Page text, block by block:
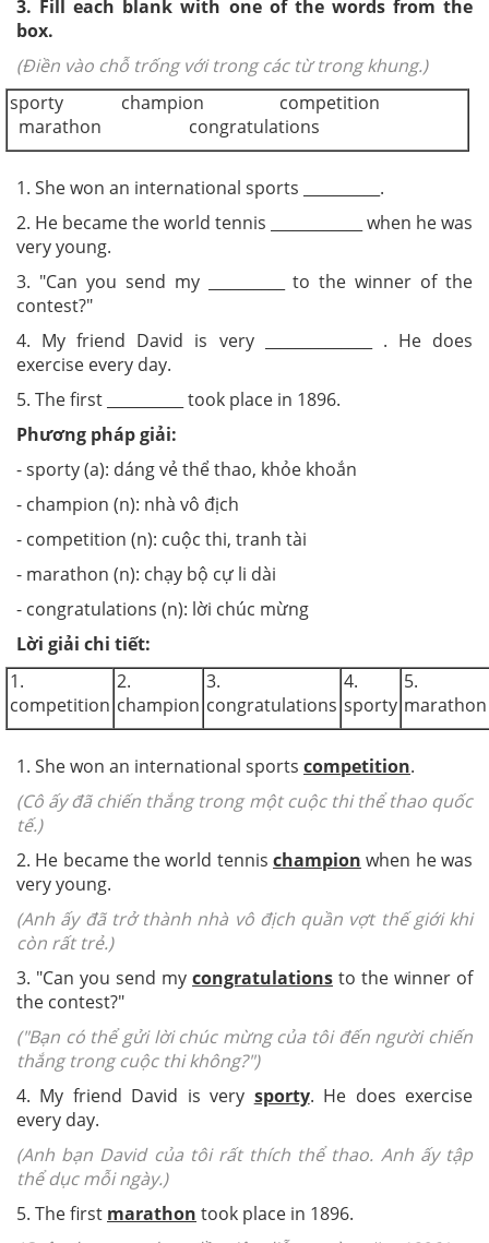
3. Fill each blank with one of the words from the
box.
(Điền vào chỗ trống với trong các từ trong khung.)
sporty champion competition
marathon congratulations
1. She won an international sports __________.
2. He became the world tennis ____________ when he was
very young.
3. "Can you send my __________ to the winner of the
contest?"
4. My friend David is very ______________ . He does
exercise every day.
5. The first __________ took place in 1896.
Phương pháp giải:
- sporty (a): dáng vẻ thể thao, khỏe khoắn
- champion (n): nhà vô địch
- competition (n): cuộc thi, tranh tài
- marathon (n): chạy bộ cự li dài
- congratulations (n): lời chúc mừng
Lời giải chi tiết:
1.
competition
2.
champion
3.
congratulations
4.
sporty
5.
marathon
1. She won an international sports competition.
(Cô ấy đã chiến thắng trong một cuộc thi thể thao quốc
tế.)
2. He became the world tennis champion when he was
very young.
(Anh ấy đã trở thành nhà vô địch quần vợt thế giới khi
còn rất trẻ.)
3. "Can you send my congratulations to the winner of
the contest?"
("Bạn có thể gửi lời chúc mừng của tôi đến người chiến
thắng trong cuộc thi không?")
4. My friend David is very sporty. He does exercise
every day.
(Anh bạn David của tôi rất thích thể thao. Anh ấy tập
thể dục mỗi ngày.)
5. The first marathon took place in 1896.